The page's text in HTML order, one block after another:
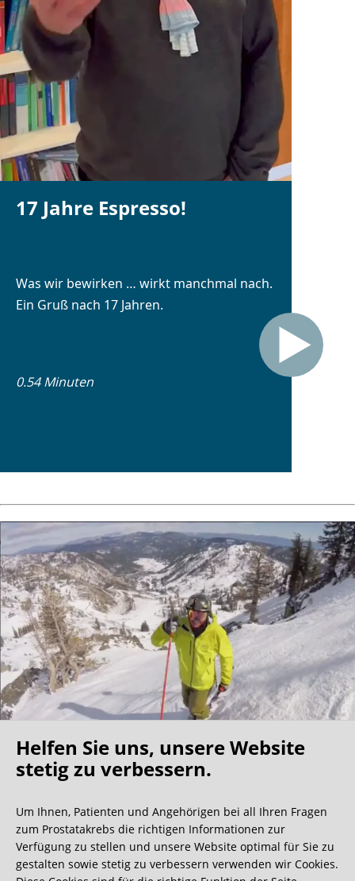
17 Jahre Espresso!
Was wir bewirken … wirkt manchmal nach.
Ein Gruß nach 17 Jahren.
0.54 Minuten
Oh what a ride!
Wir bekommen ja viele tolle Gästebucheinträge,
aber dieser ist doch sehr ungewöhnlich.
Helfen Sie uns, unsere Website
stetig zu verbessern.
Um Ihnen, Patienten und Angehörigen bei all Ihren Fragen
zum Prostatakrebs die richtigen Informationen zur
Verfügung zu stellen und unsere Website optimal für Sie zu
gestalten sowie stetig zu verbessern verwenden wir Cookies.